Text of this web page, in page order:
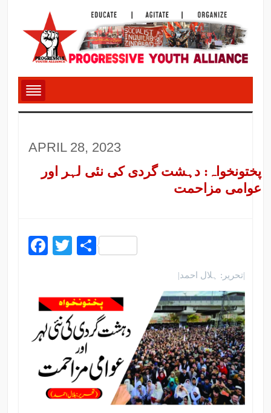
APRIL 28, 2023
پختونخواہ: دہشت گردی کی نئی لہر اور
عوامی مزاحمت
Facebook
Twitter
Share
|تحریر: ہلال احمد|